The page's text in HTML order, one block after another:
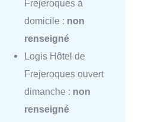
Frejeroques à
domicile : non
renseigné
Logis Hôtel de
Frejeroques ouvert
dimanche : non
renseigné